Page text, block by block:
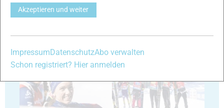
Akzeptieren und weiter
Impressum DatenschutzAbo verwalten
Schon registriert? Hier anmelden